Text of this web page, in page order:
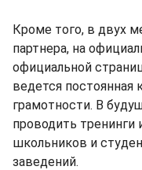
Кроме того, в двух
партнера, на
официальной
ведется постоянная
грамотности. В
проводить тренинги
школьников и
заведений.